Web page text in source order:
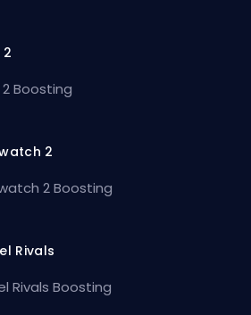
Boosting
2
2 Boosting
Rivals
Rivals Boosting